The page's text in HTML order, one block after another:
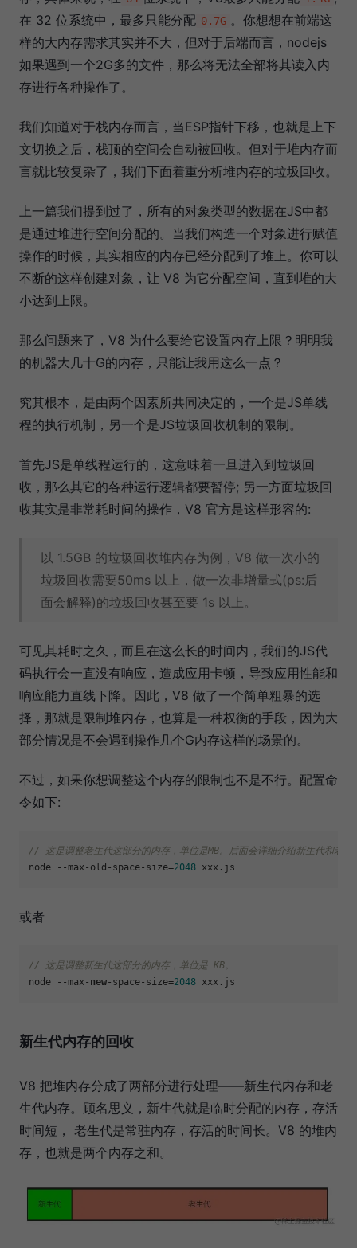
在 32 位系统中，最多只能分配 0.7G 。你想想在前端这
样的大内存需求其实并不大，但对于后端而言，nodejs
如果遇到一个2G多的文件，那么将无法全部将其读入内
存进行各种操作了。
我们知道对于栈内存而言，当ESP指针下移，也就是上下
文切换之后，栈顶的空间会自动被回收。但对于堆内存而
言就比较复杂了，我们下面着重分析堆内存的垃圾回收。
上一篇我们提到过了，所有的对象类型的数据在JS中都
是通过堆进行空间分配的。当我们构造一个对象进行赋值
操作的时候，其实相应的内存已经分配到了堆上。你可以
不断的这样创建对象，让 V8 为它分配空间，直到堆的大
小达到上限。
那么问题来了，V8 为什么要给它设置内存上限？明明我
的机器大几十G的内存，只能让我用这么一点？
究其根本，是由两个因素所共同决定的，一个是JS单线
程的执行机制，另一个是JS垃圾回收机制的限制。
首先JS是单线程运行的，这意味着一旦进入到垃圾回
收，那么其它的各种运行逻辑都要暂停; 另一方面垃圾回
收其实是非常耗时间的操作，V8 官方是这样形容的:
以 1.5GB 的垃圾回收堆内存为例，V8 做一次小的
垃圾回收需要50ms 以上，做一次非增量式(ps:后
面会解释)的垃圾回收甚至要 1s 以上。
可见其耗时之久，而且在这么长的时间内，我们的JS代
码执行会一直没有响应，造成应用卡顿，导致应用性能和
响应能力直线下降。因此，V8 做了一个简单粗暴的选
择，那就是限制堆内存，也算是一种权衡的手段，因为大
部分情况是不会遇到操作几个G内存这样的场景的。
不过，如果你想调整这个内存的限制也不是不行。配置命
令如下:
// 这是调整老生代这部分的内存，单位是MB。后面会详细介绍新生代和老生
node --max-old-space-size=2048 xxx. js
或者
// 这是调整新生代这部分的内存，单位是 KB。
node --max- new-space-size=2048 xxx. js
新生代内存的回收
V8 把堆内存分成了两部分进行处理——新生代内存和老
生代内存。顾名思义，新生代就是临时分配的内存，存活
时间短， 老生代是常驻内存，存活的时间长。V8 的堆内
存，也就是两个内存之和。